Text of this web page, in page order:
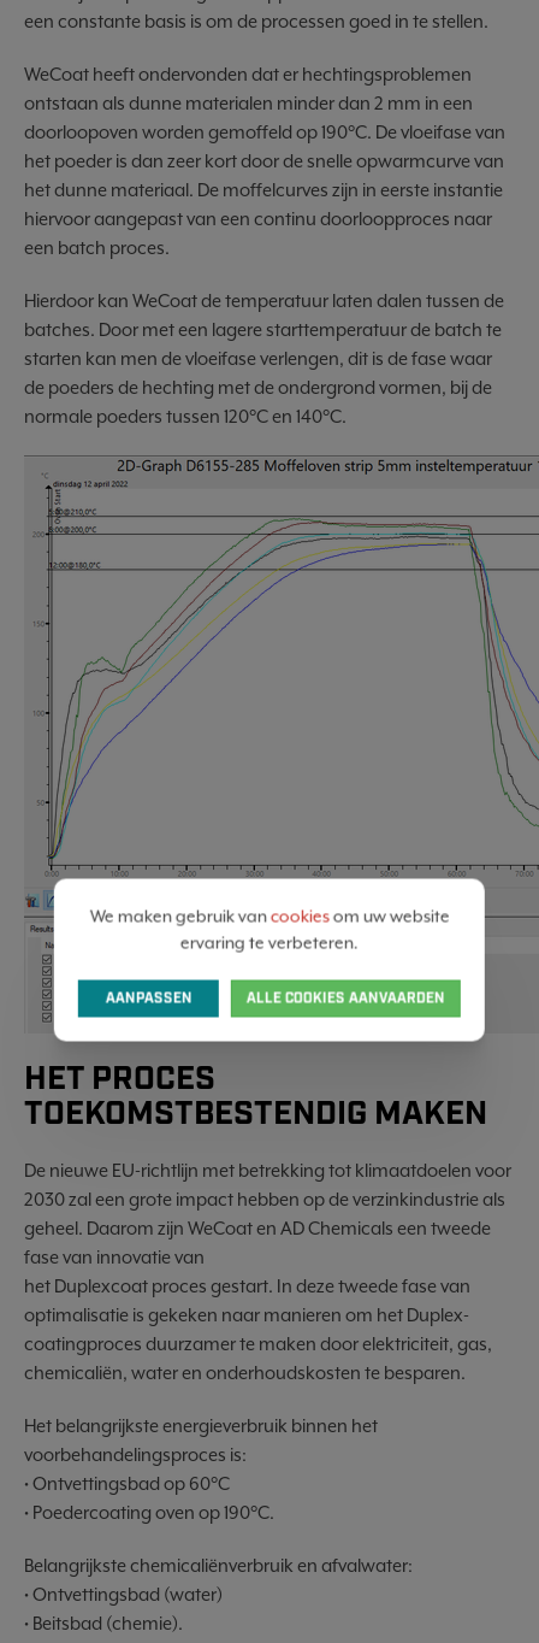
een constante basis is om de processen goed in te stellen.
WeCoat heeft ondervonden dat er hechtingsproblemen
ontstaan als dunne materialen minder dan 2 mm in een
doorloopoven worden gemoffeld op 190°C. De vloeifase van
het poeder is dan zeer kort door de snelle opwarmcurve van
het dunne materiaal. De moffelcurves zijn in eerste instantie
hiervoor aangepast van een continu doorloopproces naar
een batch proces.
Hierdoor kan WeCoat de temperatuur laten dalen tussen de
batches. Door met een lagere starttemperatuur de batch te
starten kan men de vloeifase verlengen, dit is de fase waar
de poeders de hechting met de ondergrond vormen, bij de
normale poeders tussen 120°C en 140°C.
HET PROCES
TOEKOMSTBESTENDIG MAKEN
De nieuwe EU-richtlijn met betrekking tot klimaatdoelen voor
2030 zal een grote impact hebben op de verzinkindustrie als
geheel. Daarom zijn WeCoat en AD Chemicals een tweede
fase van innovatie van
het Duplexcoat proces gestart. In deze tweede fase van
optimalisatie is gekeken naar manieren om het Duplex-
coatingproces duurzamer te maken door elektriciteit, gas,
chemicaliën, water en onderhoudskosten te besparen.
Het belangrijkste energieverbruik binnen het
voorbehandelingsproces is:
• Ontvettingsbad op 60°C
• Poedercoating oven op 190°C.
Belangrijkste chemicaliënverbruik en afvalwater:
• Ontvettingsbad (water)
• Beitsbad (chemie).
We maken gebruik vancookiesom uw website
ervaring te verbeteren.
AANPASSEN ALLE COOKIES AANVAARDEN